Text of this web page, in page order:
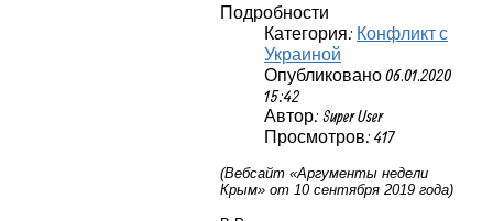
Подробности
Категория: Конфликт с
Украиной
Опубликовано 06.01.2020
15:42
Автор: Super User
Просмотров: 417
(Вебсайт «Аргументы недели
Крым» от 10 сентября 2019 года)